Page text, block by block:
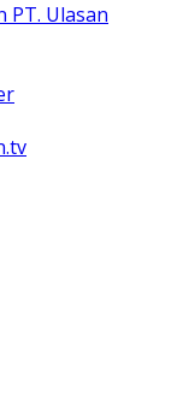
PT. Ulasan